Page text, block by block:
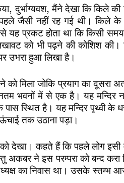
दुर्भाग्यवश, मैंने देखा कि किले
जैसी नहीं रह गई थी। किले के
प्रकट होता था कि किसी समय
को भी पढ़ने की कोशिश
उभरा हुआ लिखा है।
को मिला जोकि प्रयाग का दूसरा
भवनों में से एक है। यह
के पास स्थित है। यह मन्दिर
तक उठाना पड़ा।
देखा। कहते हैं कि पहले लोग
अकबर ने इस परम्परा को बन्द
का निवास था। उसके